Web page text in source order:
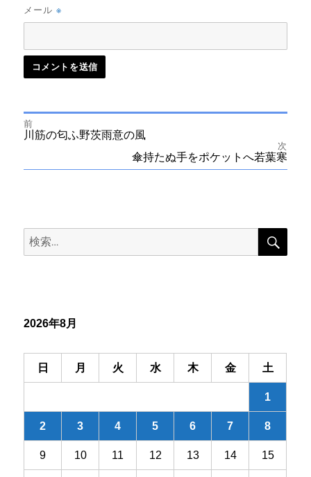
メール※
投
ゲ
ン
前
前
の
川筋の匂ふ野茨雨意の風
次
傘持たぬ手をポケットへ若葉寒
検
索:
検
2026年8月
日 月 火 水 木 金 土
1
2 3 4 5 6 7 8
9 10 11 12 13 14 15